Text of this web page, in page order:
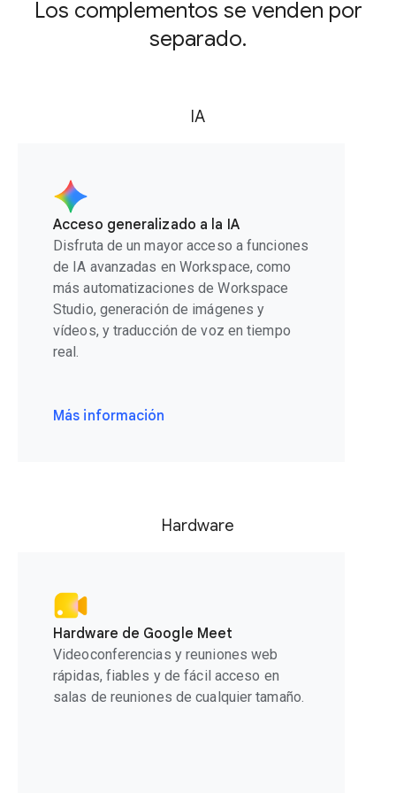
Los complementos se venden por
separado.
IA
Acceso generalizado a la IA
Disfruta de un mayor acceso a funciones
de IA avanzadas en Workspace, como
más automatizaciones de Workspace
Studio, generación de imágenes y
vídeos, y traducción de voz en tiempo
real.
Más información
Hardware
Hardware de Google Meet
Videoconferencias y reuniones web
rápidas, fiables y de fácil acceso en
salas de reuniones de cualquier tamaño.